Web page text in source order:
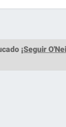
¡Seguir